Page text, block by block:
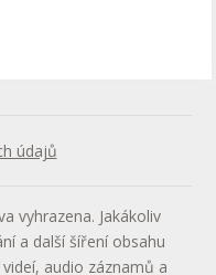
údajů
vyhrazena. Jakákoliv
a další šíření obsahu
audio záznamů a